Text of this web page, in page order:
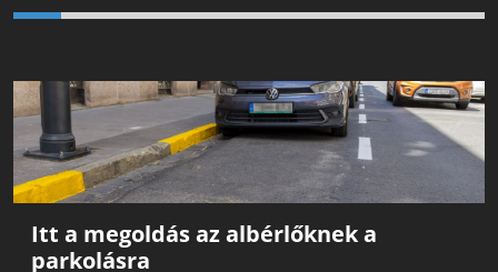
Itt a megoldás az albérlőknek a
parkolásra